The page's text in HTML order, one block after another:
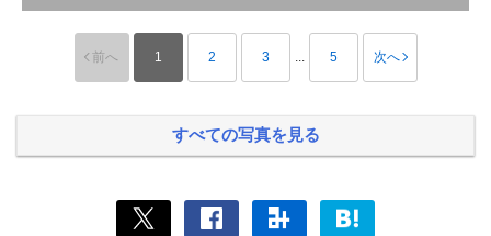
前へ 1 2 3 ... 5 次へ
すべての写真を見る